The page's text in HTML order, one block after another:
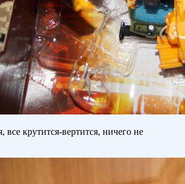
все крутится-вертится, ничего не